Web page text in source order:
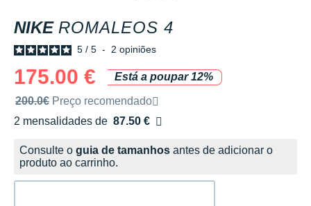
NIKE ROMALEOS 4
5 / 5 - 2 opiniões
175.00 €
Está a poupar 12%
Preço de venda recomendado pela marca
200.0€ Preço recomendado
2 mensalidades de 87.50 €
sem custos
Consulte o guia de tamanhos antes de adicionar o
produto ao carrinho.